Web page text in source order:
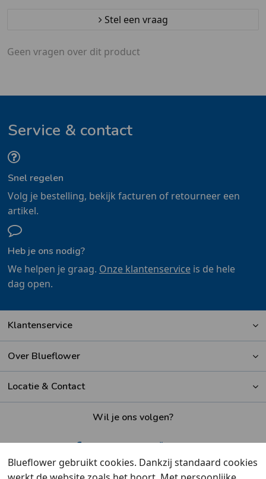
Stel een vraag
Geen vragen over dit product
Service & contact
Snel regelen
Volg je bestelling, bekijk facturen of retourneer een
artikel.
Heb je ons nodig?
We helpen je graag. Onze klantenserviceis de hele
dag open.
Klantenservice
Over Blueflower
Locatie & Contact
Wil je ons volgen?
Blueflower gebruikt cookies. Dankzij standaard cookies